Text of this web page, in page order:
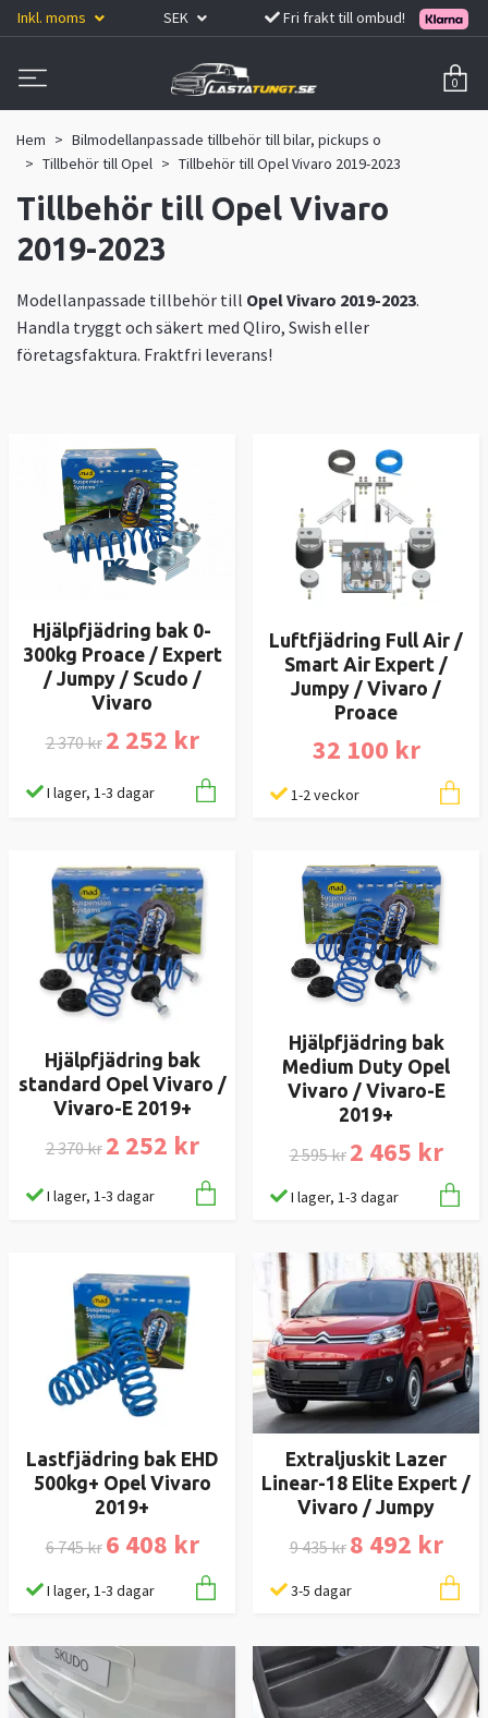
Inkl. moms SEK Fri frakt till ombud!
0
Hem
Bilmodellanpassade tillbehör till bilar, pickups o
Tillbehör till Opel
Tillbehör till Opel Vivaro 2019-2023
Tillbehör till Opel Vivaro
2019-2023
Modellanpassade tillbehör till Opel Vivaro 2019-2023.
Handla tryggt och säkert med Qliro, Swish eller
företagsfaktura. Fraktfri leverans!
Hjälpfjädring bak 0-
300kg Proace / Expert
/ Jumpy / Scudo /
Vivaro
2 370 kr 2 252 kr
I lager, 1-3 dagar
Luftfjädring Full Air /
Smart Air Expert /
Jumpy / Vivaro /
Proace
32 100 kr
1-2 veckor
Hjälpfjädring bak
standard Opel Vivaro /
Vivaro-E 2019+
2 370 kr 2 252 kr
I lager, 1-3 dagar
Hjälpfjädring bak
Medium Duty Opel
Vivaro / Vivaro-E
2019+
2 595 kr 2 465 kr
I lager, 1-3 dagar
Lastfjädring bak EHD
500kg+ Opel Vivaro
2019+
6 745 kr 6 408 kr
I lager, 1-3 dagar
Extraljuskit Lazer
Linear-18 Elite Expert /
Vivaro / Jumpy
9 435 kr 8 492 kr
3-5 dagar